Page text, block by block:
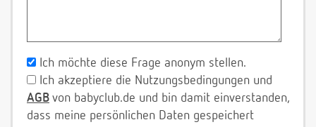
Ich möchte diese Frage anonym stellen.
Ich akzeptiere die Nutzungsbedingungen und
AGB von babyclub.de und bin damit einverstanden,
dass meine persönlichen Daten gespeichert